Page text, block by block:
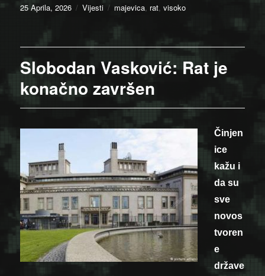
Posted
25 Aprila, 2026 Categories
Vijesti Tags
majevica, rat,visoko
Slobodan Vasković: Rat je
konačno završen
Činjen
ice
kažu i
da su
sve
novos
tvoren
e
države